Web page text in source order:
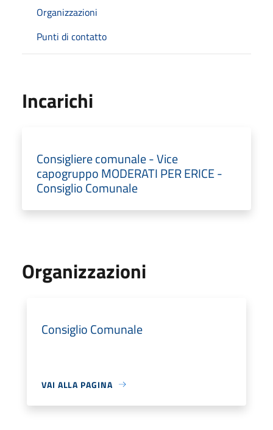
Organizzazioni
Punti di contatto
Incarichi
Consigliere comunale - Vice
capogruppo MODERATI PER ERICE -
Consiglio Comunale
Organizzazioni
Consiglio Comunale
VAI ALLA PAGINA